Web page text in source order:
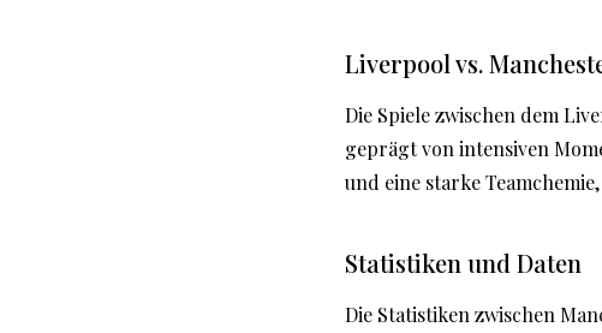
Liverpool vs.
Die Spiele zwischen dem
geprägt von intensiven
und eine starke
Statistiken und Daten
Die Statistiken zwischen